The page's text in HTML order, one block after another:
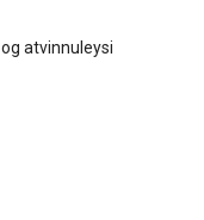
atvinnuleysi